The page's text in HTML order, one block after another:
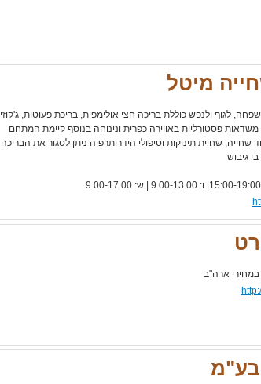
מיטל
לגוף ולנפש כוללת בריכה חצי אולימפית, בריכת פעוטות, ג'קוזי
פסטורליות באווירה כפרית ונינוחה בנוסף קיימת המתחם
שחייה, שחיית תינוקות וטיפולי הידרותרפיה ניתן לסגור את הבריכה
גיבוש
במחירי ארה"ב
בע"מ